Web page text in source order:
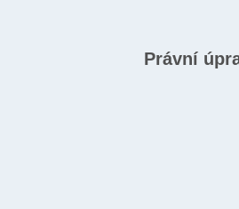
Právní